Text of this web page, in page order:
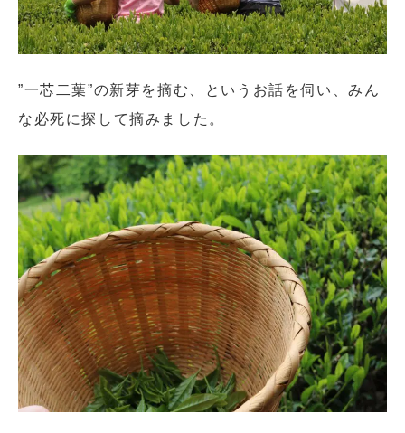
”一芯二葉”の新芽を摘む、というお話を伺い、みん
な必死に探して摘みました。